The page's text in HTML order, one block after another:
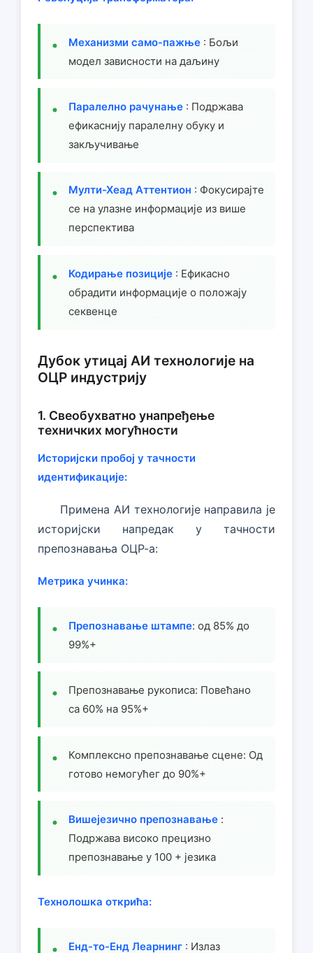
Механизми само-пажње : Бољи
модел зависности на даљину
Паралелно рачунање : Подржава
ефикаснију паралелну обуку и
закључивање
Мулти-Хеад Аттентион : Фокусирајте
се на улазне информације из више
перспектива
Кодирање позиције : Ефикасно
обрадити информације о положају
секвенце
Дубок утицај АИ технологије на
ОЦР индустрију
1. Свеобухватно унапређење
техничких могућности
Историјски пробој у тачности
идентификације:
Примена АИ технологије направила је
историјски напредак у тачности
препознавања ОЦР-а:
Метрика учинка:
Препознавање штампе: од 85% до
99%+
Препознавање рукописа: Повећано
са 60% на 95%+
Комплексно препознавање сцене: Од
готово немогућег до 90%+
Вишејезично препознавање :
Подржава високо прецизно
препознавање у 100 + језика
Технолошка открића:
Енд-то-Енд Леарнинг : Излаз